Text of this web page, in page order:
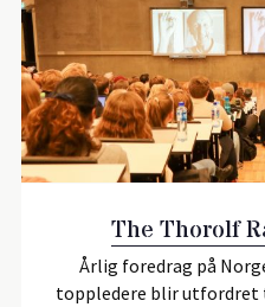
The Thorolf
Årlig foredrag på
toppledere blir utfordret